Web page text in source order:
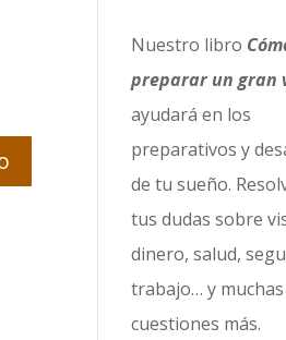
Nuestro libro
preparar un gran
ayudará en los
preparativos y
de tu sueño.
tus dudas sobre
dinero, salud,
trabajo… y muchas
cuestiones más.